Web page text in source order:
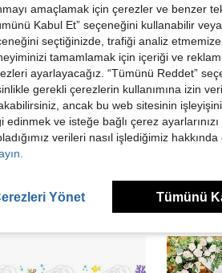
Değerlendirme Görüntüle
Ürünler
amaçlamak için çerezler ve benzer
Kabul Et” seçeneğini kullanabilir
seçtiğinizde, trafiği analiz
tamamlamak için içeriği ve
ayarlayacağız. “Tümünü Reddet”
gerekli çerezlerin kullanımına izin
ancak bu web sitesinin
edinmek ve isteğe bağlı çerez
verileri nasıl işlediğimiz
Yönet Tümünü